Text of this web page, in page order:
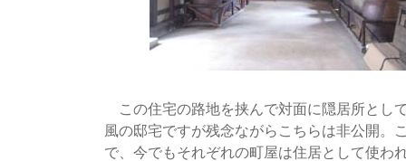
この住宅の路地を挟んで対面に隠居所とし
風の邸宅ですが残念ながらこちらは非公開。
で、今でもそれぞれの町屋は住居として使わ